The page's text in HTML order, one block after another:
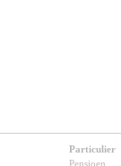
Particulier
Pensioen